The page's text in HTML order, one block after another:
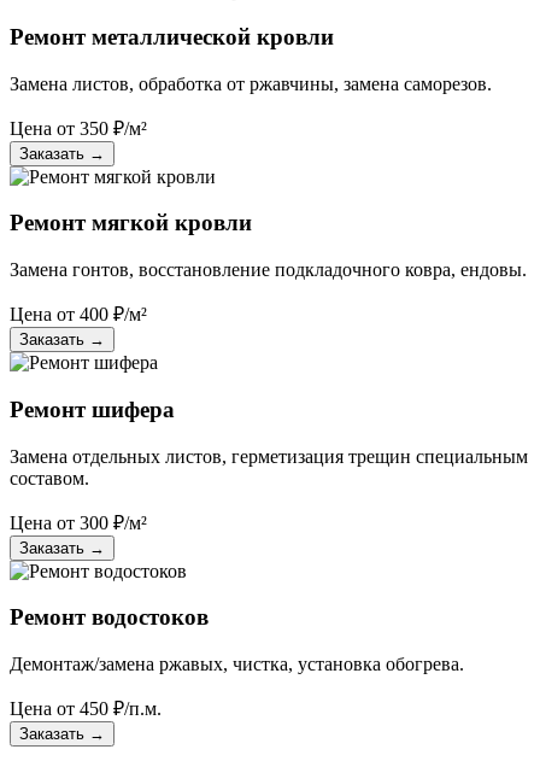
Ремонт металлической кровли
Замена листов, обработка от ржавчины, замена саморезов.
Цена от 350 ₽/м²
Заказать →
Ремонт мягкой кровли
Замена гонтов, восстановление подкладочного ковра, ендовы.
Цена от 400 ₽/м²
Заказать →
Ремонт шифера
Замена отдельных листов, герметизация трещин специальным
составом.
Цена от 300 ₽/м²
Заказать →
Ремонт водостоков
Демонтаж/замена ржавых, чистка, установка обогрева.
Цена от 450 ₽/п.м.
Заказать →